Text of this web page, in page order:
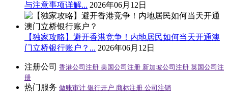
与注意事项详解... 2026年06月12日
【独家攻略】避开香港竞争！内地居民如何当天开通澳
门立桥银行账户？... 2026年06月12日
注册公司 香港公司注册 美国公司注册 新加坡公司注册 英国公司注
册
热门服务 做账审计 银行开户 商标注册 公司注销